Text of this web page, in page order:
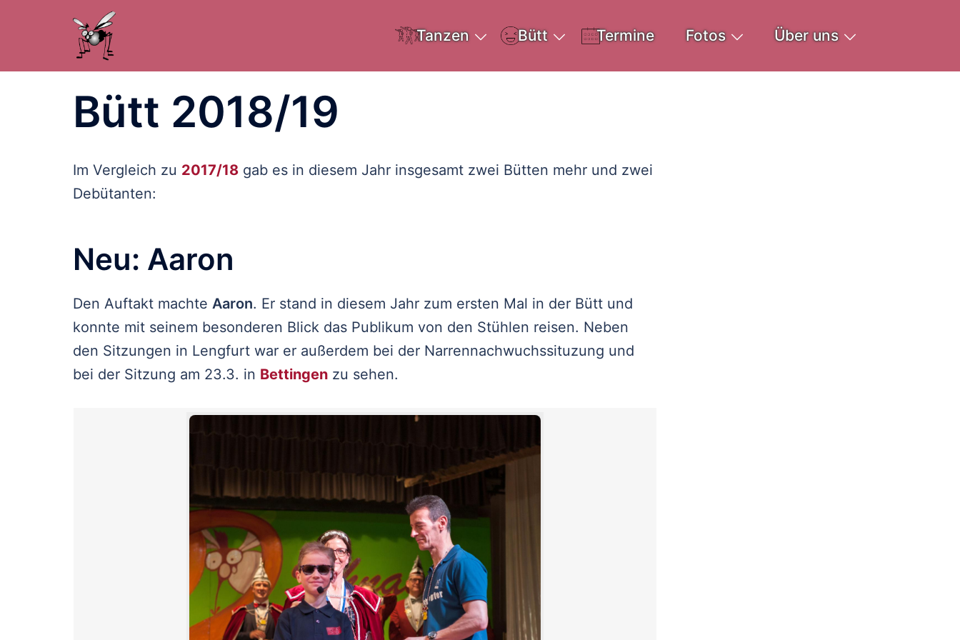
Tanzen Bütt Termine Fotos Über uns
Bütt 2018/19
Im Vergleich zu 2017/18 gab es in diesem Jahr insgesamt zwei Bütten mehr und zwei
Debütanten:
Neu: Aaron
Den Auftakt machte Aaron. Er stand in diesem Jahr zum ersten Mal in der Bütt und
konnte mit seinem besonderen Blick das Publikum von den Stühlen reisen. Neben
den Sitzungen in Lengfurt war er außerdem bei der Narrennachwuchssituzung und
bei der Sitzung am 23.3. in Bettingen zu sehen.